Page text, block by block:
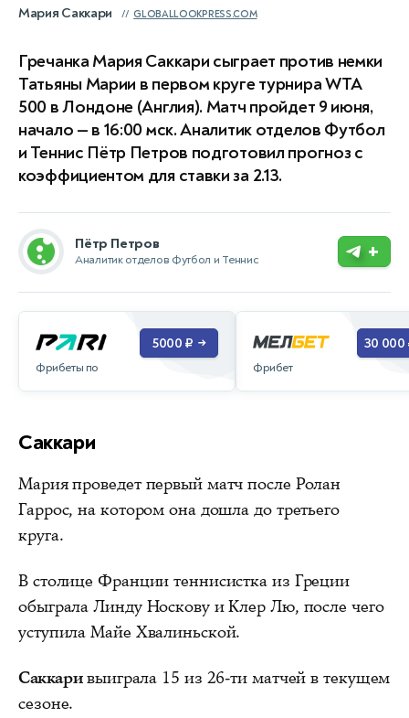
Мария Саккари GLOBALLOOKPRESS.COM
Гречанка Мария Саккари сыграет против немки
Татьяны Марии в первом круге турнира WTA
500 в Лондоне (Англия). Матч пройдет 9 июня,
начало — в 16:00 мск. Аналитик отделов Футбол
и Теннис Пётр Петров подготовил прогноз с
коэффициентом для ставки за 2.13.
Пётр Петров
Аналитик отделов Футбол и Теннис +
Фрибеты по
5000 ₽ →
Фрибет
30 000
Саккари
Мария проведет первый матч после Ролан
Гаррос, на котором она дошла до третьего
круга.
В столице Франции теннисистка из Греции
обыграла Линду Носкову и Клер Лю, после чего
уступила Майе Хвалиньской.
Саккаривыиграла 15 из 26-ти матчей в текущем
сезоне.